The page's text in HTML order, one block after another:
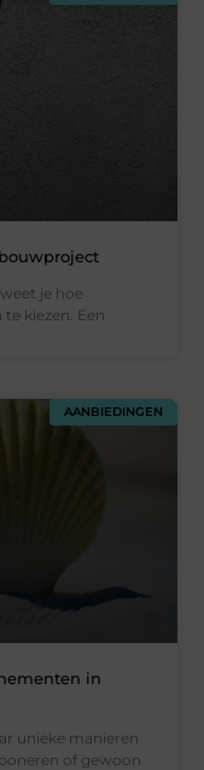
je hoe
kiezen. Een
AANBIEDINGEN
in
unieke manieren
of gewoon